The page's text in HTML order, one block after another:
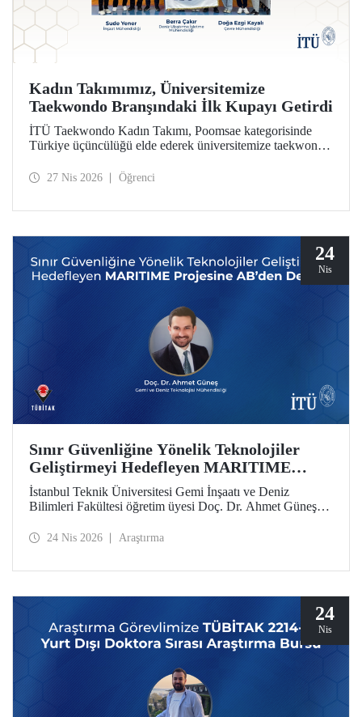
Kadın Takımımız, Üniversitemize
Taekwondo Branşındaki İlk Kupayı Getirdi
İTÜ Taekwondo Kadın Takımı, Poomsae kategorisinde
Türkiye üçüncülüğü elde ederek üniversitemize taekwondo
27 Nis 2026 Öğrenci
24
Nis
Sınır Güvenliğine Yönelik Teknolojiler
Geliştirmeyi Hedefleyen MARITIME
Projesine AB’den Destek
İstanbul Teknik Üniversitesi Gemi İnşaatı ve Deniz
Bilimleri Fakültesi öğretim üyesi Doç. Dr. Ahmet Güneş’in
Avrupa Programı kapsamında destek almaya hak kazandı.
24 Nis 2026 Araştırma
24
Nis